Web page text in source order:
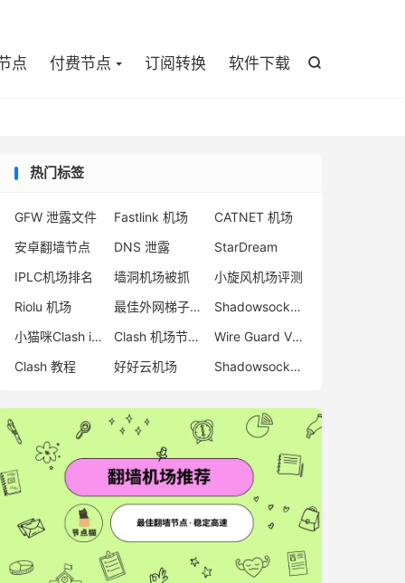

点 付费节点 订阅转换 软件下载
热门标签
GFW 泄露文件 Fastlink 机场
CATNET 机场
安卓翻墙节点
DNS 泄露
StarDream
IPLC机场排名
墙洞机场被抓
小旋风机场评测
Riolu 机场
最佳外网梯子推荐
Shadowsocks 机场排名
小猫咪Clash iOS
Clash 机场节点购买
Wire Guard VPN 推荐
Clash 教程
好好云机场 Shadowsocks 2022 AEAD